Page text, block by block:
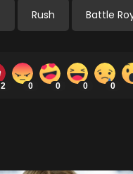
Rush Battle
2 0 0 0 0